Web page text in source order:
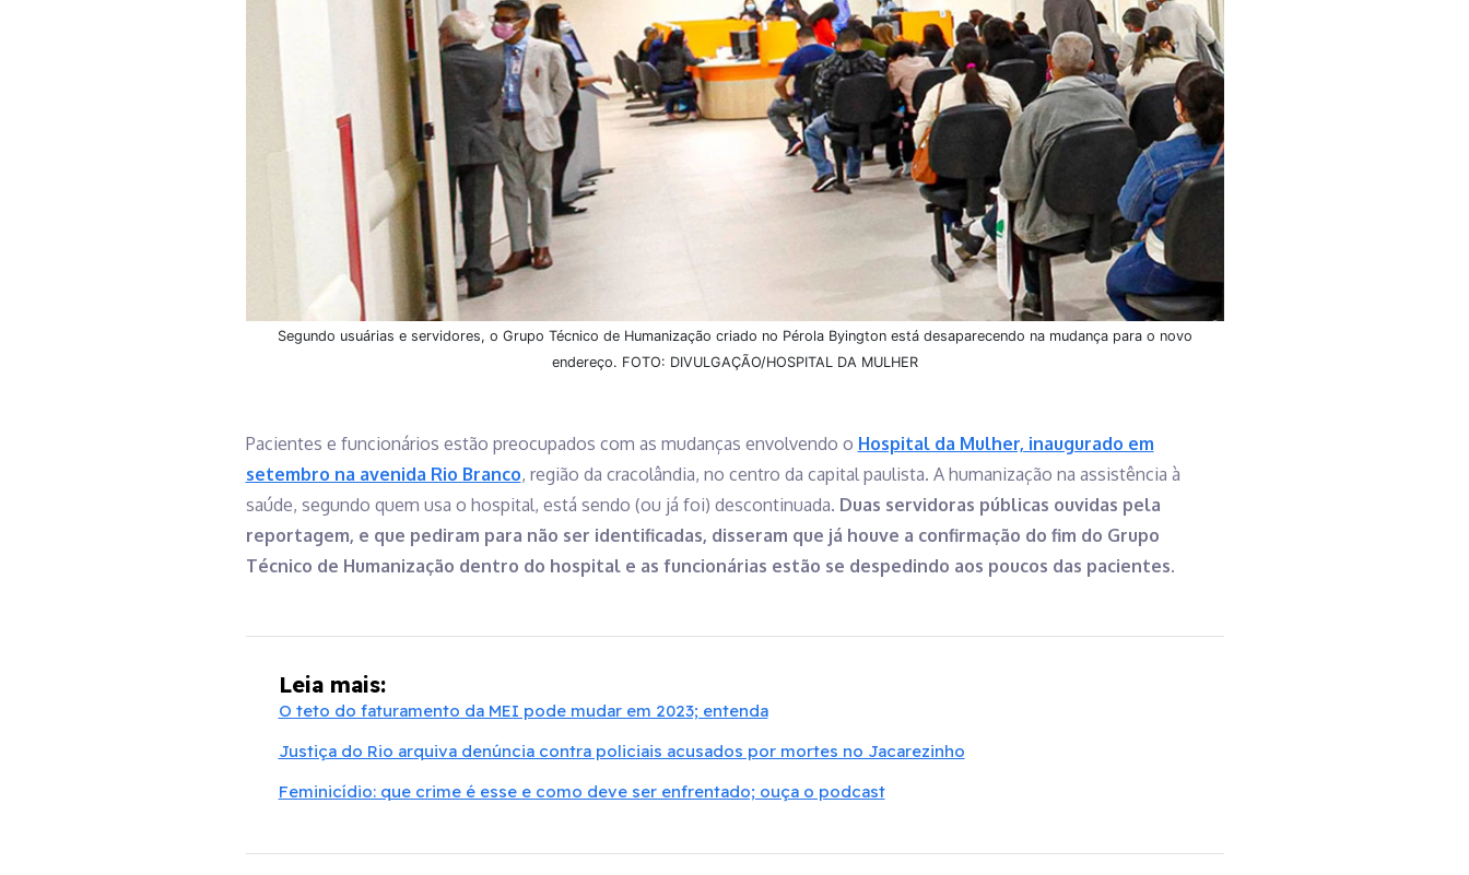
Segundo usuárias e servidores, o Grupo Técnico de Humanização criado no Pérola Byington está desaparecendo na mudança para o novo
endereço. FOTO: DIVULGAÇÃO/HOSPITAL DA MULHER
Pacientes e funcionários estão preocupados com as mudanças envolvendo o Hospital da Mulher, inaugurado em
setembro na avenida Rio Branco, região da cracolândia, no centro da capital paulista. A humanização na assistência à
saúde, segundo quem usa o hospital, está sendo (ou já foi) descontinuada. Duas servidoras públicas ouvidas pela
reportagem, e que pediram para não ser identificadas, disseram que já houve a confirmação do fim do Grupo
Técnico de Humanização dentro do hospital e as funcionárias estão se despedindo aos poucos das pacientes.
Leia mais:
O teto do faturamento da MEI pode mudar em 2023; entenda
Justiça do Rio arquiva denúncia contra policiais acusados por mortes no Jacarezinho
Feminicídio: que crime é esse e como deve ser enfrentado; ouça o podcast